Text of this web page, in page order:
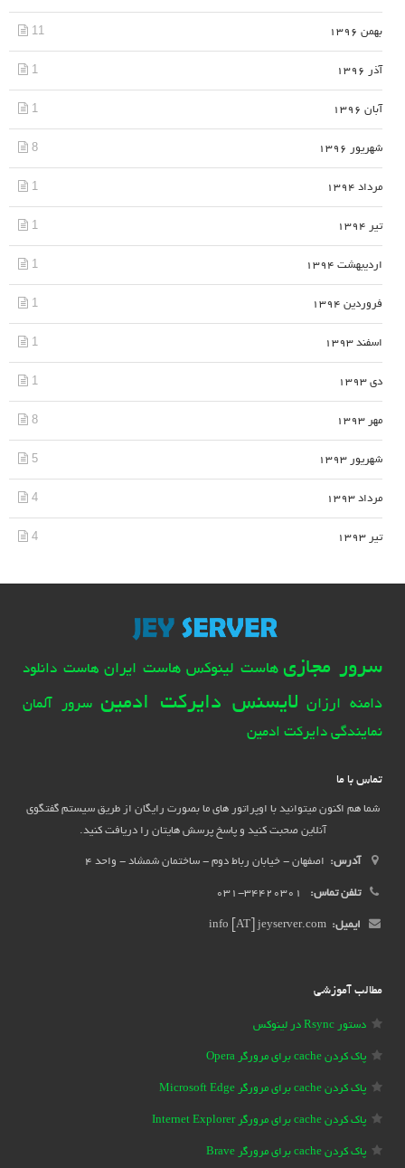
بهمن 1396 11
آذر 1396 1
آبان 1396 1
شهریور 1396 8
مرداد 1394 1
تیر 1394 1
اردیبهشت 1394 1
فروردین 1394 1
اسفند 1393 1
دی 1393 1
مهر 1393 8
شهریور 1393 5
مرداد 1393 4
تیر 1393 4
سرور مجازی هاست لینوکس هاست ایران هاست دانلود
دامنه ارزان لایسنس دایرکت ادمین سرور آلمان
نمایندگی دایرکت ادمین
تماس با ما
شما هم اکنون میتوانید با اوپراتور های ما بصورت رایگان از طریق سیستم گفتگوی
آنلاین صحبت کنید و پاسخ پرسش هایتان را دریافت کنید.
آدرس: اصفهان - خیابان رباط دوم - ساختمان شمشاد - واحد 4
تلفن تماس:
ایمیل:
مطالب آموزشی
دستور Rsync در لینوکس
پاک کردن cache برای مرورگر Opera
پاک کردن cache برای مرورگر Microsoft Edge
پاک کردن cache برای مرورگر Internet Explorer
پاک کردن cache برای مرورگر Brave